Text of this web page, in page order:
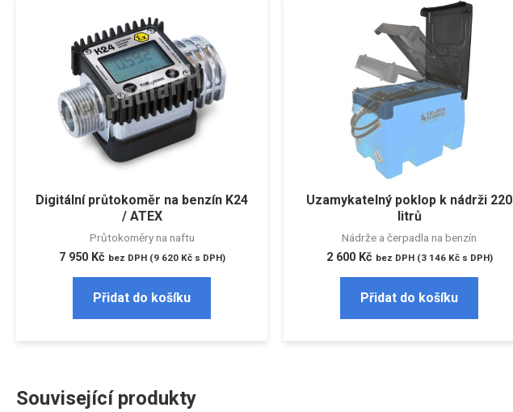
Digitální průtokoměr na benzín K24
/ ATEX
Průtokoměry na naftu
7 950 Kč bez DPH (9 620 Kčs DPH)
Přidat do košíku
Uzamykatelný poklop k nádrži 220
litrů
Nádrže a čerpadla na benzín
2 600 Kč bez DPH (3 146 Kčs DPH)
Přidat do košíku
Související produkty